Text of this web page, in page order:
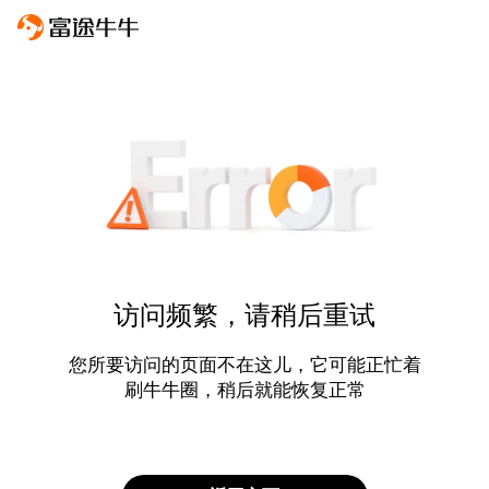
访问频繁，请稍后重试
您所要访问的页面不在这儿，它可能正忙着
刷牛牛圈，稍后就能恢复正常